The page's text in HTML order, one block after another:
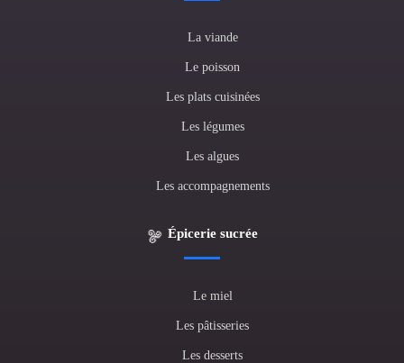
La viande
Le poisson
Les plats cuisinées
Les légumes
Les algues
Les accompagnements
Épicerie sucrée
Le miel
Les pâtisseries
Les desserts